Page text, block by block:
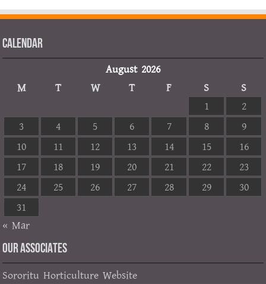
Calendar
August 2026
M
T W T F S
S
1
2
3
4 5 6 7 8
9
10
11 12 13 14 15
16
17
18 19 20 21 22
23
24
25 26 27 28 29
30
31
« Mar
OUR ASSOCIATES
Sororitu Horticulture Website